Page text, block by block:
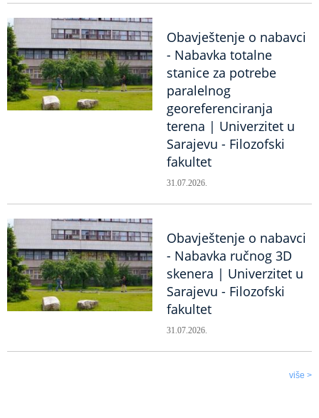
Obavještenje o nabavci
- Nabavka totalne
stanice za potrebe
paralelnog
georeferenciranja
terena | Univerzitet u
Sarajevu - Filozofski
fakultet
31.07.2026.
Obavještenje o nabavci
- Nabavka ručnog 3D
skenera | Univerzitet u
Sarajevu - Filozofski
fakultet
31.07.2026.
više >